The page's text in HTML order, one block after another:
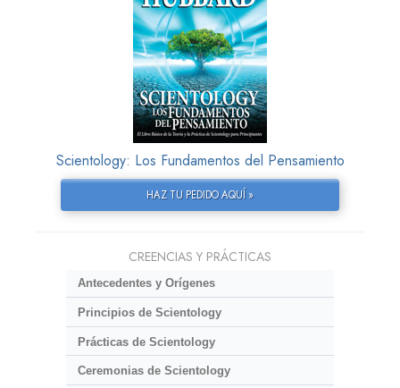
Scientology: Los Fundamentos del Pensamiento
HAZ TU PEDIDO AQUÍ »
CREENCIAS Y PRÁCTICAS
Antecedentes y Orígenes
Principios de Scientology
Prácticas de Scientology
Ceremonias de Scientology